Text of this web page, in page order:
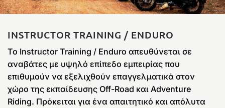
INSTRUCTOR TRAINING / ENDURO
Το Instructor Training / Enduro απευθύνεται σε
αναβάτες με υψηλό επίπεδο εμπειρίας που
επιθυμούν να εξελιχθούν επαγγελματικά στον
χώρο της εκπαίδευσης Off-Road και Adventure
Riding. Πρόκειται για ένα απαιτητικό και απόλυτα